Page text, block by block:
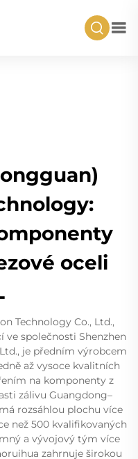
oceli
Technology Co., Ltd.,
ve společnosti Shenzhen
je předním výrobcem
až vysoce kvalitních
na komponenty z
zálivu Guangdong–
rozsáhlou plochu více
než 500 kvalifikovaných
a vývojový tým více
zahrnuje širokou